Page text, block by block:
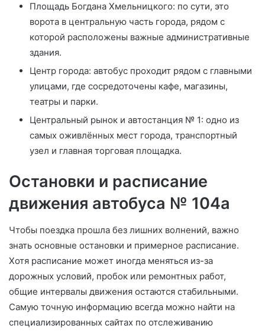
Площадь Богдана Хмельницкого: по сути, это
ворота в центральную часть города, рядом с
которой расположены важные административные
здания.
Центр города: автобус проходит рядом с главными
улицами, где сосредоточены кафе, магазины,
театры и парки.
Центральный рынок и автостанция № 1: одно из
самых оживлённых мест города, транспортный
узел и главная торговая площадка.
Остановки и расписание
движения автобуса № 104а
Чтобы поездка прошла без лишних волнений, важно
знать основные остановки и примерное расписание.
Хотя расписание может иногда меняться из-за
дорожных условий, пробок или ремонтных работ,
общие интервалы движения остаются стабильными.
Самую точную информацию всегда можно найти на
специализированных сайтах по отслеживанию